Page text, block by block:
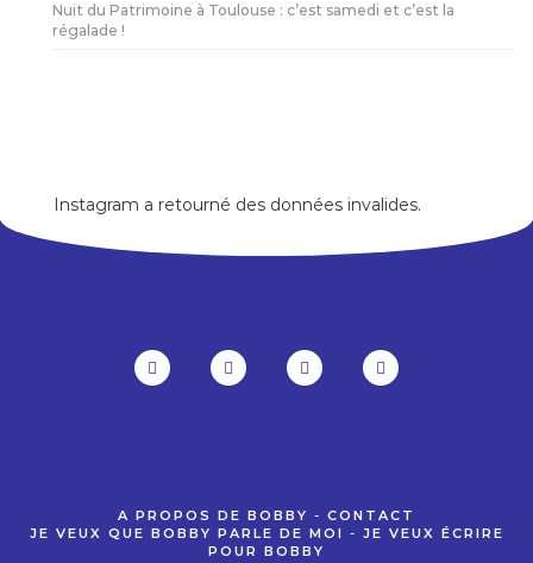
Nuit du Patrimoine à Toulouse : c’est samedi et c’est la
régalade !
Instagram a retourné des données invalides.
A PROPOS DE BOBBY - CONTACT
JE VEUX QUE BOBBY PARLE DE MOI - JE VEUX ÉCRIRE
POUR BOBBY